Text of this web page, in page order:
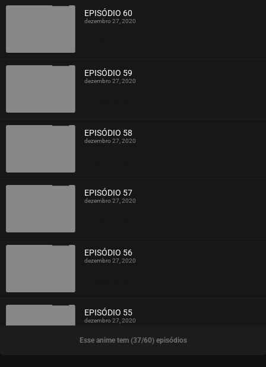
EPISÓDIO 60
dezembro 27, 2020
EPISÓDIO 59
dezembro 27, 2020
EPISÓDIO 58
dezembro 27, 2020
EPISÓDIO 57
dezembro 27, 2020
EPISÓDIO 56
dezembro 27, 2020
ASSISTIDO
EPISÓDIO 55
dezembro 27, 2020
Esse anime tem (37/60) episódios